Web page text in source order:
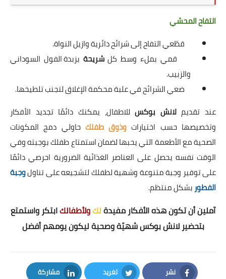
التفاح المحشي
قطّعي التفاح إلى شرائح دائرية وازيل النواة.
قمي بملء وسط كلشريحة بزبدة الفول السوداني
والزبيب.
ضعي الشرائح في علبة محكمة الإغلاق لتجنب تلطيخها.
عند تقديملانش بوكسللاطفال، يمكنك دائمًا تجديد الأفكار
وتخصيصها حسب اختيارات وذوق طفلك حاولي دمج المكونات
الصحيةمع الأطعمة التي يحبها لضمان استمتاع طفلك بوجبته وفي
الوقت نفسه يحصل على العناصر الغذائية الضرورية احرصي دائمًا
على توفير وجبة متنوعة وشهية لطفلك لتشجيعه على تناولوجبة
الفطوربشكل منتظم.
آملين أن تكون هذه الأفكار مفيدةلكولأطفالكابتكر واستمتع
بتحضير لانش بوكس شهيّة وصحية ليكون يومهم أفضل
نشر تغريد مشاركة